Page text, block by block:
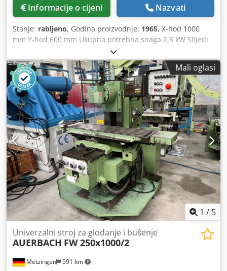
Informacije o cijeni Nazvati
Stanje: rabljeno, Godina proizvodnje: 1965, X-hod 1000
mm Y-hod 600 mm Ukupna potrebna snaga 2,5 kW Slijedi
opis! Dkedpewqrw Nefx Akqor
Mali oglasi
1 / 5
Metzingen 591 km
Univerzalni stroj za glodanje i bušenje
AUERBACH FW 250x1000/2